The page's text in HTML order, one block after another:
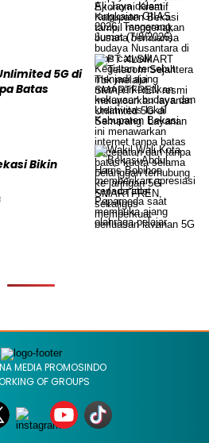
5G di
Batas
Bikin
MEDIA PROMOSINDO
OF GROUPS